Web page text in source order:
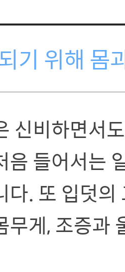
기 위해 몸
신비하면서
음 들어서는
다. 또 입덧
무게, 조증과